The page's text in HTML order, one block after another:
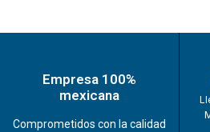
Empresa 100%
mexicana
Comprometidos con la calidad